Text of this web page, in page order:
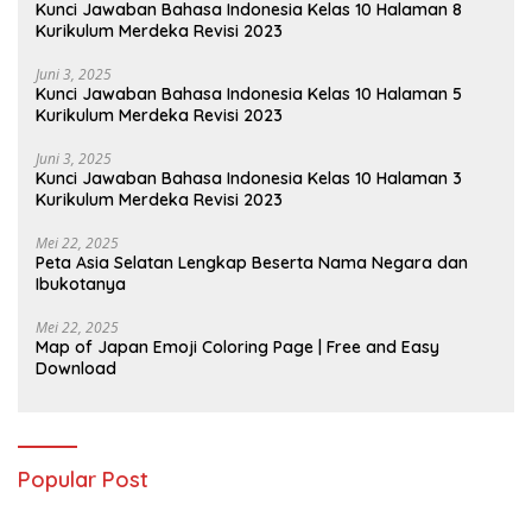
Kunci Jawaban Bahasa Indonesia Kelas 10 Halaman 8
Kurikulum Merdeka Revisi 2023
Juni 3, 2025
Kunci Jawaban Bahasa Indonesia Kelas 10 Halaman 5
Kurikulum Merdeka Revisi 2023
Juni 3, 2025
Kunci Jawaban Bahasa Indonesia Kelas 10 Halaman 3
Kurikulum Merdeka Revisi 2023
Mei 22, 2025
Peta Asia Selatan Lengkap Beserta Nama Negara dan
Ibukotanya
Mei 22, 2025
Map of Japan Emoji Coloring Page | Free and Easy
Download
Popular Post